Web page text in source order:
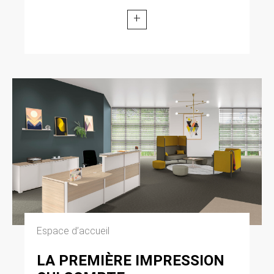
+
Espace d’accueil
LA PREMIÈRE IMPRESSION
modifiée par la loi n° 2004-801 du 6 août 2004
relative à l’informatique, aux fichiers et aux
libertés. Loi n° 2004-575 du 21 juin 2004 pour
11. LEXIQUE.
Utilisateur : Internaute se connectant, utilisant
le site susnommé. Informations personnelles :
« les informations qui permettent, sous quelque
forme que ce soit, directement ou non,
l’identification des personnes physiques
auxquelles elles s’appliquent » (article 4 de la
loi n° 78-17 du 6 janvier 1978).